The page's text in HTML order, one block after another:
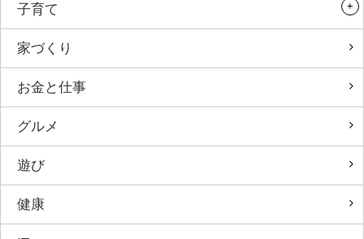
子育て
家づくり
お金と仕事
グルメ
遊び
健康